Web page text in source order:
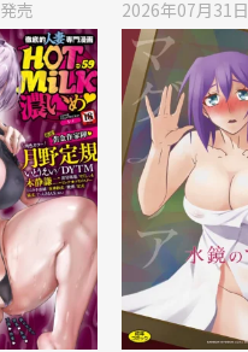
発売 2026年07月31日